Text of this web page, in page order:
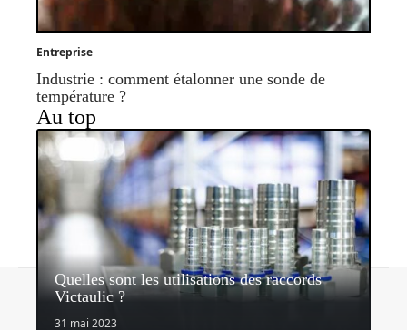
Entreprise
Industrie : comment étalonner une sonde de
température ?
Au top
Quelles sont les utilisations des raccords
Victaulic ?
31 mai 2023
Contact Mentions légales Sitemap